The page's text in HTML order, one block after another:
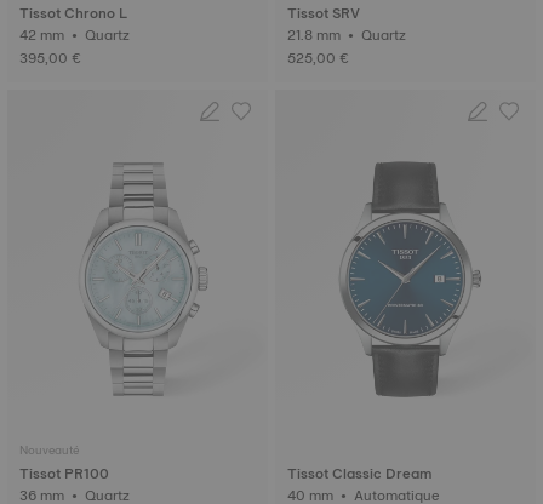
Tissot Chrono L
42 mm • Quartz
395,00 €
Tissot SRV
21.8 mm • Quartz
525,00 €
Nouveauté
Tissot PR100
36 mm • Quartz
Tissot Classic Dream
40 mm • Automatique